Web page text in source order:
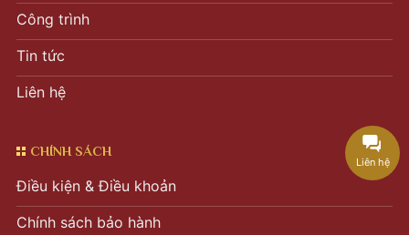
Công trình
Tin tức
Liên hệ
CHÍNH SÁCH
Điều kiện & Điều khoản
Chính sách bảo hành
Liên hệ